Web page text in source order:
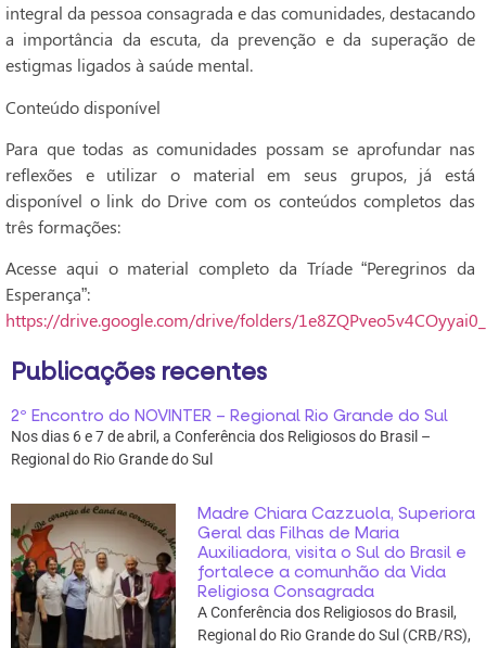
integral da pessoa consagrada e das comunidades, destacando
a importância da escuta, da prevenção e da superação de
estigmas ligados à saúde mental.
Conteúdo disponível
Para que todas as comunidades possam se aprofundar nas
reflexões e utilizar o material em seus grupos, já está
disponível o link do Drive com os conteúdos completos das
três formações:
Acesse aqui o material completo da Tríade “Peregrinos da
Esperança”:
https://drive.google.com/drive/folders/
Publicações recentes
2º Encontro do NOVINTER – Regional Rio Grande do Sul
Nos dias 6 e 7 de abril, a Conferência dos Religiosos do Brasil –
Regional do Rio Grande do Sul
Madre Chiara Cazzuola, Superiora
Geral das Filhas de Maria
Auxiliadora, visita o Sul do Brasil e
fortalece a comunhão da Vida
Religiosa Consagrada
A Conferência dos Religiosos do Brasil,
Regional do Rio Grande do Sul (CRB/RS),